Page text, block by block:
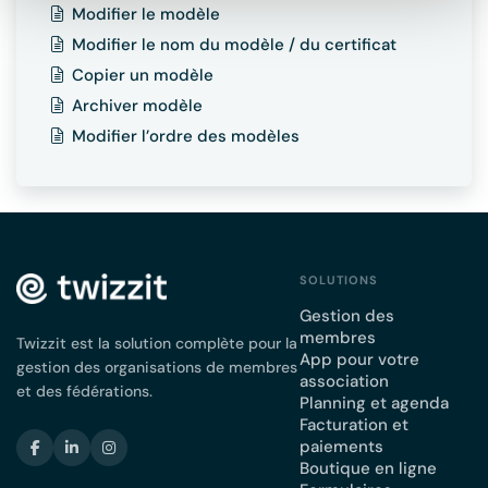
Modifier le modèle
Modifier le nom du modèle / du certificat
Copier un modèle
Archiver modèle
Modifier l’ordre des modèles
Twizzit est la solution complète pour la
gestion des organisations de membres
et des fédérations.
SOLUTIONS
Gestion des
membres
App pour votre
association
Planning et agenda
Facturation et
paiements
Boutique en ligne